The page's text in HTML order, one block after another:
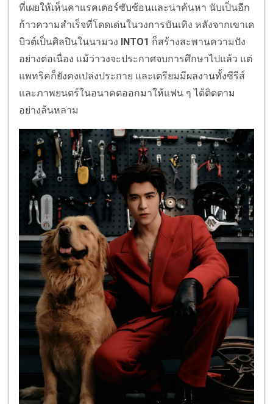
ที่เผยให้เห็นคาแรคเตอร์ซับซ้อนและน่าค้นหา นับเป็นอีก
ก้าวความสำเร็จที่โดดเด่นในวงการบันเทิง หลังจากเขาเด
บิวต์เป็นศิลปินในนามวง INTO1 ก็สร้างสะพานความปัง
อย่างต่อเนื่อง แม้ว่าวงจะประกาศจบการศึกษาไปแล้ว แต่
แพทริคก็ยังคงเปล่งประกาย และเตรียมมีผลงานทั้งซีรีส์
และภาพยนตร์ในอนาคตออกมาให้แฟน ๆ ได้ติดตาม
อย่างล้นหลาม